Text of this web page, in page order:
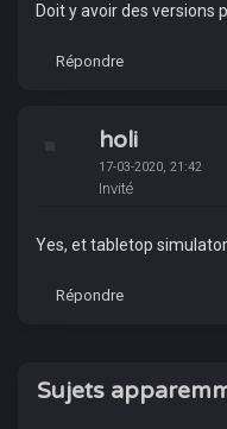
Doit y avoir des versions
Répondre
holi
17-03-2020, 21:42
Invité
Yes, et tabletop
Répondre
Sujets